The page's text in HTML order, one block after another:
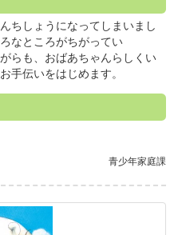
ちしょうになってしまいまし
なところがちがってい
らも、おばあちゃんらしくい
手伝いをはじめます。
青少年家庭課